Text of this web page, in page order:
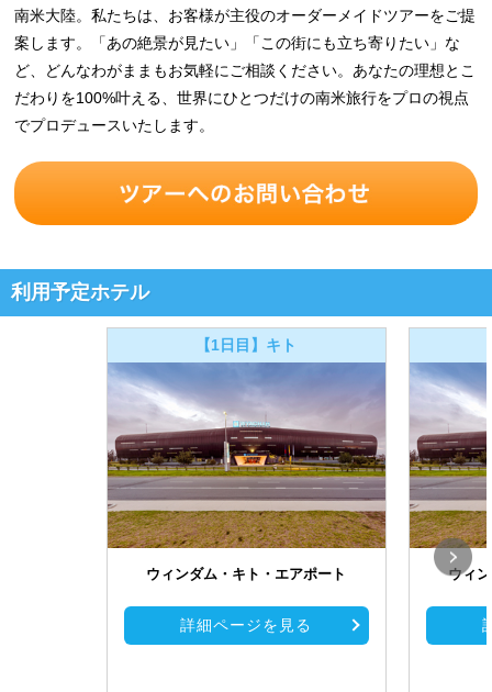
南米大陸。私たちは、お客様が主役のオーダーメイドツアーをご提
案します。「あの絶景が見たい」「この街にも立ち寄りたい」な
ど、どんなわがままもお気軽にご相談ください。あなたの理想とこ
だわりを100%叶える、世界にひとつだけの南米旅行をプロの視点
でプロデュースいたします。
利用予定ホテル
【1日目】キト
ウィンダム・キト・エアポート
詳細ページを見る
ウィ